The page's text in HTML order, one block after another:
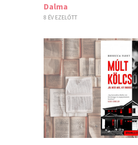
Dalma
8 ÉV EZELŐTT